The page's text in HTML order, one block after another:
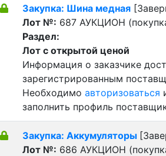
Закупка: Шина медная
Лот №: 687 АУКЦИОН
Раздел:
Лот с открытой ценой
Информация о заказчике
зарегистрированным
Необходимо авторизоваться
заполнить профиль
Закупка: Аккумуляторы
Лот №: 686 АУКЦИОН